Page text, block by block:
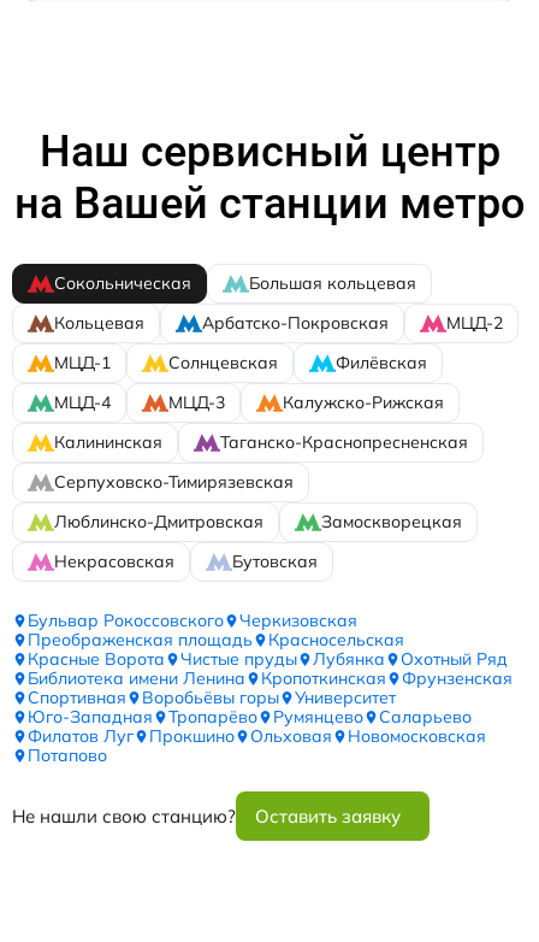
Наш сервисный центр
на Вашей станции метро
Сокольническая
Большая кольцевая
Кольцевая
Арбатско-Покровская
МЦД-2
МЦД-1
Солнцевская
Филёвская
МЦД-4
МЦД-3
Калужско-Рижская
Калининская
Таганско-Краснопресненская
Серпуховско-Тимирязевская
Люблинско-Дмитровская
Замоскворецкая
Некрасовская
Бутовская
Бульвар Рокоссовского
Черкизовская
Преображенская площадь
Красносельская
Красные Ворота
Чистые пруды Лубянка
Охотный Ряд
Библиотека имени Ленина
Кропоткинская
Фрунзенская
Спортивная
Воробьёвы горы
Университет
Юго-Западная
Тропарёво Румянцево
Саларьево
Филатов Луг
Прокшино Ольховая
Новомосковская
Потапово
Не нашли свою станцию? Оставить заявку